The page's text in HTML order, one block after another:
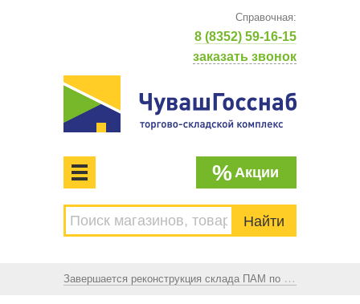
Справочная:
8 (8352) 59-16-15
заказать звонок
МЕНЮ
%Акции
Завершается реконструкция склада ПАМ по адресу: г. Чебоксары, Ишлейский проезд, д.5а